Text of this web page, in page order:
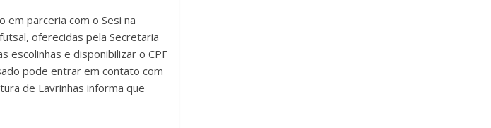
parceria com o Sesi na
oferecidas pela Secretaria
escolinhas e disponibilizar o CPF
pode entrar em contato com
de Lavrinhas informa que